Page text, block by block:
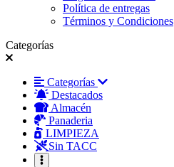
Política de entregas
Términos y Condiciones
Categorías
Categorías
Destacados
Almacén
Panaderia
LIMPIEZA
Sin TACC